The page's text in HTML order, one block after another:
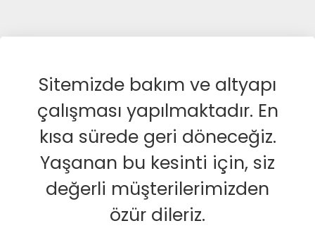
Sitemizde bakım ve altyapı
çalışması yapılmaktadır. En
kısa sürede geri döneceğiz.
Yaşanan bu kesinti için, siz
değerli müşterilerimizden
özür dileriz.